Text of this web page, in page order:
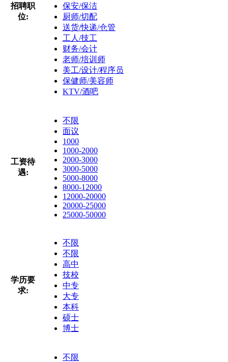
招聘职
位:
保安/保洁
厨师/切配
送货/快递/仓管
工人/技工
财务/会计
老师/培训师
美工/设计/程序员
保健师/美容师
KTV/酒吧
工资待
遇:
不限
面议
1000
1000-2000
2000-3000
3000-5000
5000-8000
8000-12000
12000-20000
20000-25000
25000-50000
学历要
求:
不限
不限
高中
技校
中专
大专
本科
硕士
博士
不限